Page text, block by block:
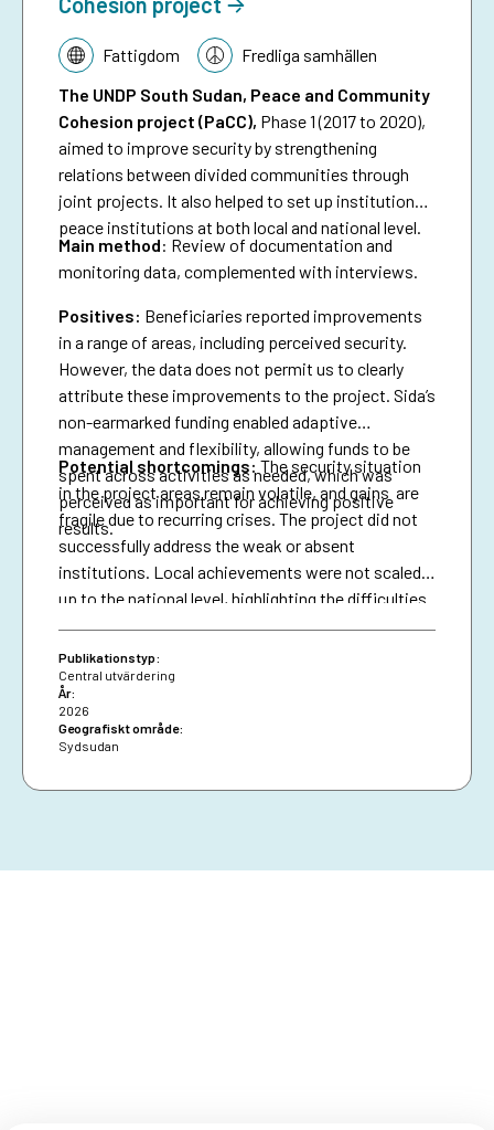
Tematik:Fattigdom
Fredliga samhällen
The UNDP South Sudan, Peace and Community
Cohesion project (PaCC), Phase 1 (2017 to 2020),
aimed to improve security by strengthening
relations between divided communities through
joint projects. It also helped to set up institutional
peace institutions at both local and national level.
Main method: Review of documentation and
monitoring data, complemented with interviews.
Positives: Beneficiaries reported improvements
in a range of areas, including perceived security.
However, the data does not permit us to clearly
attribute these improvements to the project. Sida’s
non-earmarked funding enabled adaptive
management and flexibility, allowing funds to be
spent across activities as needed, which was
perceived as important for achieving positive
results.
Potential shortcomings: The security situation
in the project areas remain volatile, and gains are
fragile due to recurring crises. The project did not
successfully address the weak or absent
institutions. Local achievements were not scaled
up to the national level, highlighting the difficulties
of achieving sustainable impact in a fragile, and
conflict-affected context with limited political will.
Sida’s reporting is based exclusively on the project
data available, which result in limitations of rigidity.
These limitations have not been reflected in Sida’s
reporting.
Publikationstyp:
Central utvärdering
År:
2026
Geografiskt område:
Sydsudan